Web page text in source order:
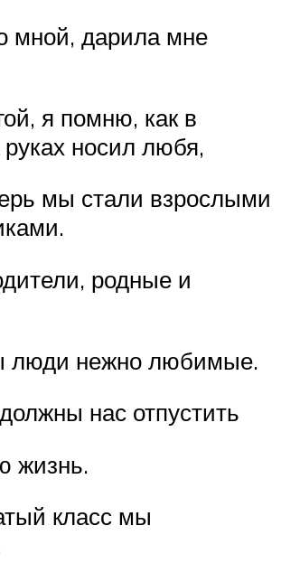
мной, дарила мне
я помню, как в
руках носил любя,
мы стали взрослыми
родные и
люди нежно любимые.
нас отпустить
жизнь.
класс мы